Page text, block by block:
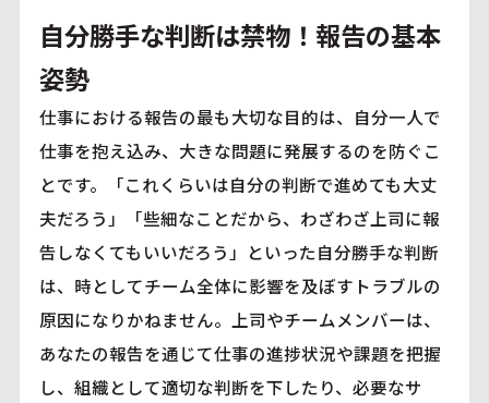
自分勝手な判断は禁物！報告の基本
姿勢
仕事における報告の最も大切な目的は、自分一人で
仕事を抱え込み、大きな問題に発展するのを防ぐこ
とです。「これくらいは自分の判断で進めても大丈
夫だろう」「些細なことだから、わざわざ上司に報
告しなくてもいいだろう」といった自分勝手な判断
は、時としてチーム全体に影響を及ぼすトラブルの
原因になりかねません。上司やチームメンバーは、
あなたの報告を通じて仕事の進捗状況や課題を把握
し、組織として適切な判断を下したり、必要なサ